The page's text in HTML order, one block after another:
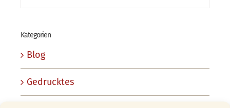
Kategorien
Blog
Gedrucktes